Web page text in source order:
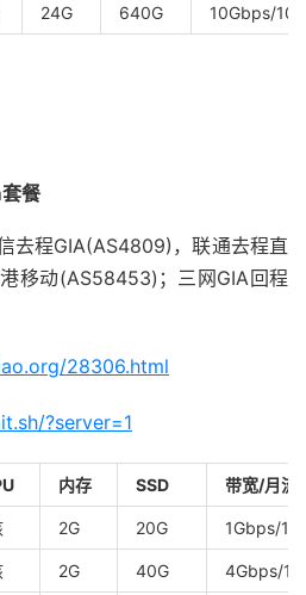
24G 640G 10Gbps/
餐
去程GIA(AS4809)，联通去程直
移动(AS58453)；三网GIA回程
28306.html
?server=1
内存 SSD 带宽/月流
2G 20G 1Gbps/1T
2G 40G 4Gbps/